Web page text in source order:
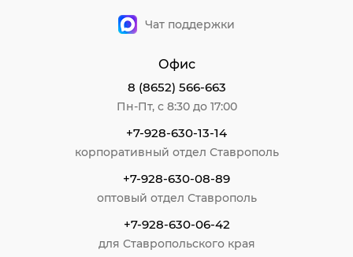
Чат поддержки
Офис
8 (8652) 566-663
Пн-Пт, с 8:30 до 17:00
+7-928-630-13-14
корпоративный отдел Ставрополь
+7-928-630-08-89
оптовый отдел Ставрополь
+7-928-630-06-42
для Ставропольского края